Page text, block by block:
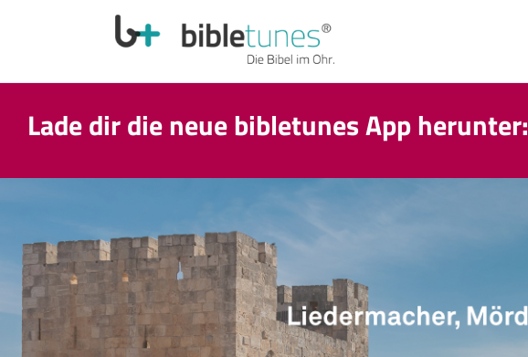
Lade dir die neue bibletunes App herunter: